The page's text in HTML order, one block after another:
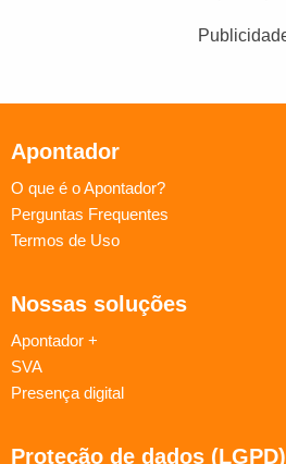
Apontador
O que é o Apontador?
Perguntas Frequentes
Termos de Uso
Nossas soluções
Apontador +
SVA
Presença digital
Proteção de dados (LGPD)